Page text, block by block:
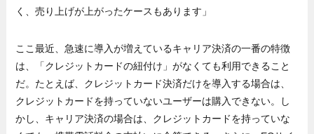
く、売り上げが上がったケースもあります」
ここ最近、急速に導入が増えているキャリア決済の一番の特徴
は、「クレジットカードの紐付け」がなくても利用できること
だ。たとえば、クレジットカード決済だけを導入する場合は、
クレジットカードを持っていないユーザーは購入できない。し
かし、キャリア決済の場合は、クレジットカードを持っていな